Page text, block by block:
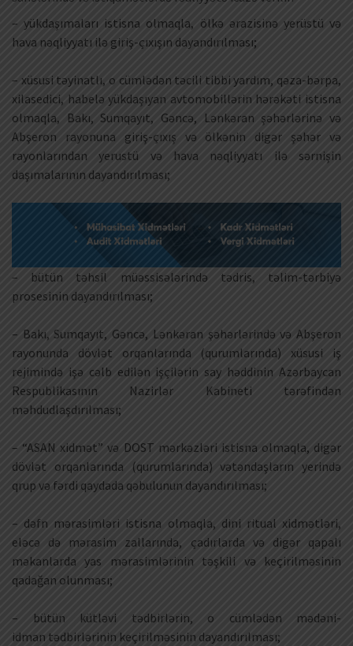
– yükdaşımaları istisna olmaqla, ölkə ərazisinə yerüstü və
hava nəqliyyatı ilə giriş-çıxışın dayandırılması;
– xüsusi təyinatlı, o cümlədən təcili tibbi yardım, qəza-bərpa,
xilasedici, habelə yükdaşıyan avtomobillərin hərəkəti istisna
olmaqla, Bakı, Sumqayıt, Gəncə, Lənkəran şəhərlərinə və
Abşeron rayonuna giriş-çıxış və ölkənin digər şəhər və
rayonlarından yerustü və hava nəqliyyatı ilə sərnişin
daşımalarının dayandırılması;
– bütün təhsil müəssisələrində tədris, təlim-tərbiyə
prosesinin dayandırılması;
– Bakı, Sumqayıt, Gəncə, Lənkəran şəhərlərində və Abşeron
rayonunda dövlət orqanlarında (qurumlarında) xüsusi iş
rejimində işə cəlb edilən işçilərin say həddinin Azərbaycan
Respublikasının Nazirlər Kabineti tərəfindən
məhdudlaşdırılması;
– “ASAN xidmət” və DOST mərkəzləri istisna olmaqla, digər
dövlət orqanlarında (qurumlarında) vətəndaşların yerində
qrup və fərdi qaydada qəbulunun dayandırılması;
– dəfn mərasimləri istisna olmaqla, dini ritual xidmətləri,
eləcə də mərasim zallarında, çadırlarda və digər qapalı
məkanlarda yas mərasimlərinin təşkili və keçirilməsinin
qadağan olunması;
– bütün kütləvi tədbirlərin, o cümlədən mədəni-
idman tədbirlərinin keçirilməsinin dayandırılması;